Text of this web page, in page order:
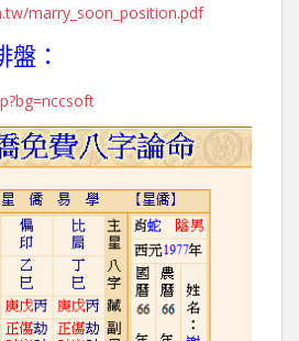
marry_soon_position.pdf
盤：